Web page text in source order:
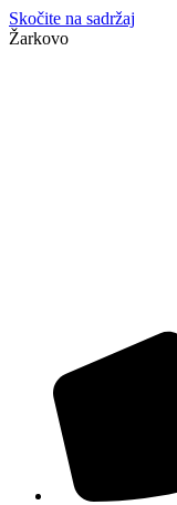
Skočite na sadržaj
Žarkovo